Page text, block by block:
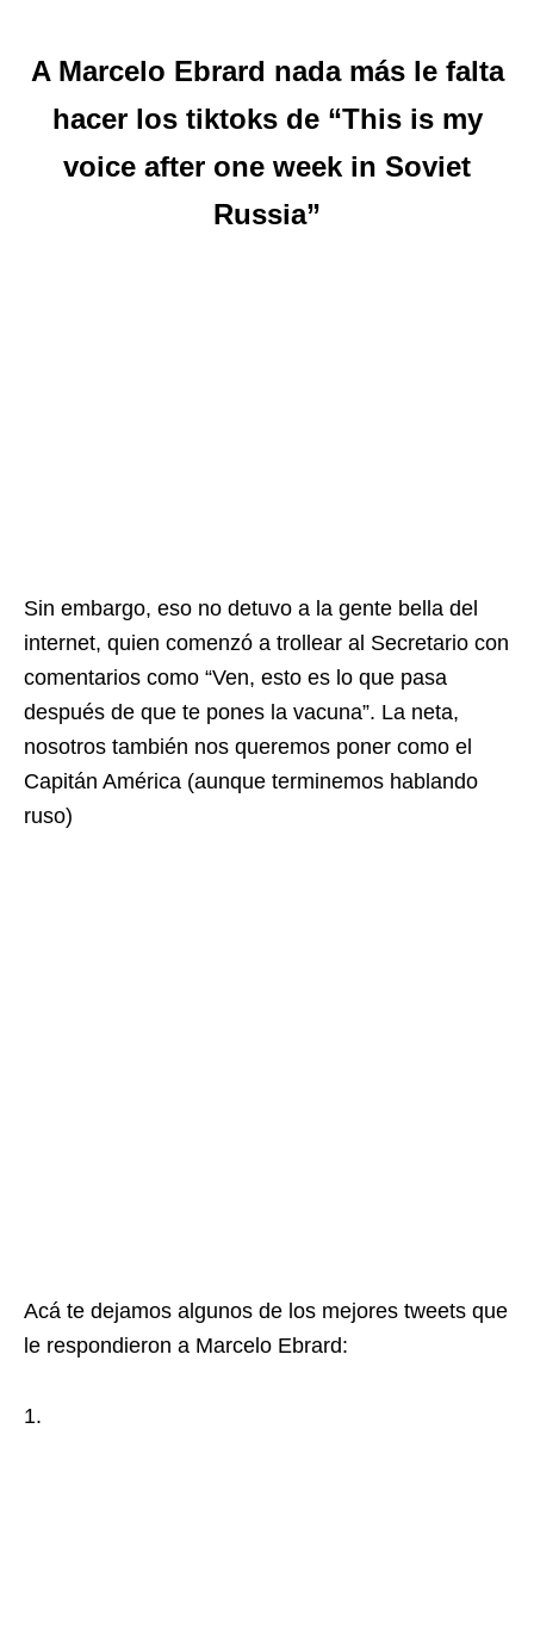
A Marcelo Ebrard nada más le falta
hacer los tiktoks de “This is my
voice after one week in Soviet
Russia”
Sin embargo, eso no detuvo a la gente bella del
internet, quien comenzó a trollear al Secretario con
comentarios como “Ven, esto es lo que pasa
después de que te pones la vacuna”. La neta,
nosotros también nos queremos poner como el
Capitán América (aunque terminemos hablando
ruso)
Acá te dejamos algunos de los mejores tweets que
le respondieron a Marcelo Ebrard:
1.